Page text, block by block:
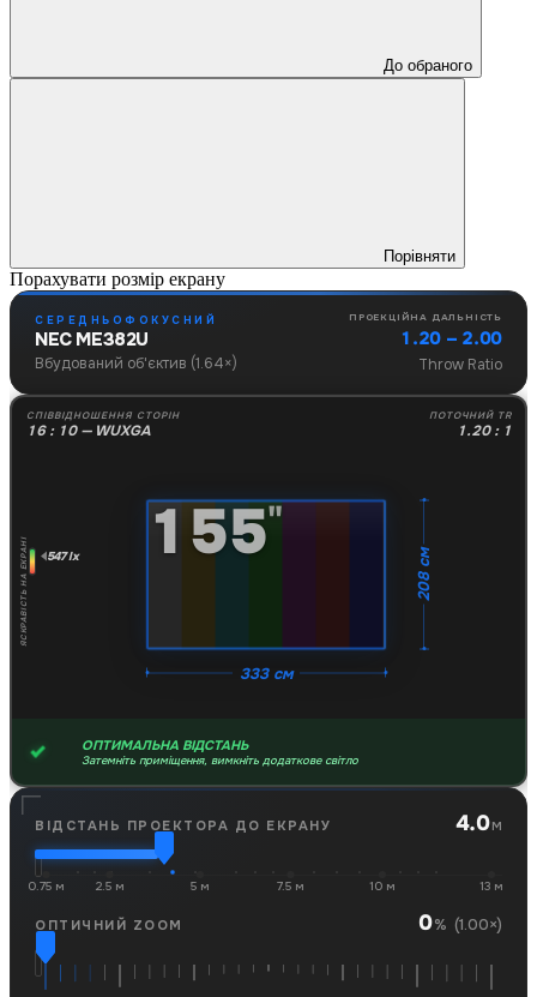
До обраного
Порівняти
Порахувати розмір екрану
СЕРЕДНЬОФОКУСНИЙ
NEC ME382U
Вбудований об'єктив (1.64×)
ПРОЕКЦІЙНА ДАЛЬНІСТЬ
1.20 – 2.00
Throw Ratio
СПІВВІДНОШЕННЯ СТОРІН
16 : 10 — WUXGA
ПОТОЧНИЙ TR
1.20 : 1
155"
333 см
208 см
ЯСКРАВІСТЬ НА ЕКРАНІ 547 lx
ОПТИМАЛЬНА ВІДСТАНЬ
Затемніть приміщення, вимкніть додаткове світло
ВІДСТАНЬ ПРОЕКТОРА ДО ЕКРАНУ 4.0м
0.75 м 2.5 м 5 м 7.5 м 10 м 13 м
ОПТИЧНИЙ ZOOM 0% (1.00×)